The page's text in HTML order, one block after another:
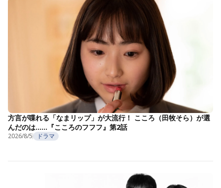
方言が喋れる「なまリップ」が大流行！ こころ（田牧そら）が選
んだのは……『こころのフフフ』第2話
2026/8/5 ドラマ